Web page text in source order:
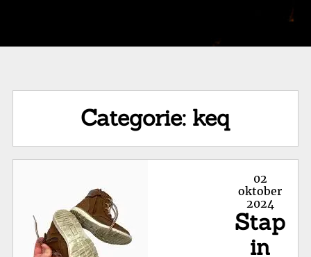
Categorie: keq
Posted
on
02
oktober
2024
Stap
in